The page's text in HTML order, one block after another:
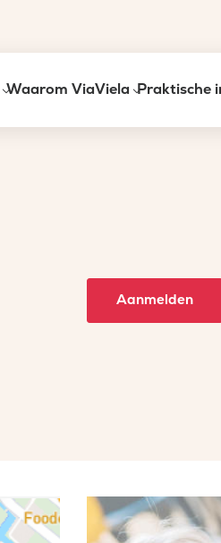
Waarom ViaViela Praktische
Aanmelden